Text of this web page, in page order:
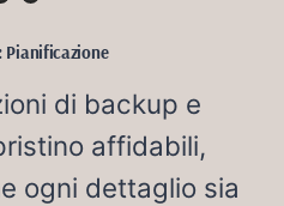
Pianificazione
di backup e
affidabili,
ogni dettaglio sia